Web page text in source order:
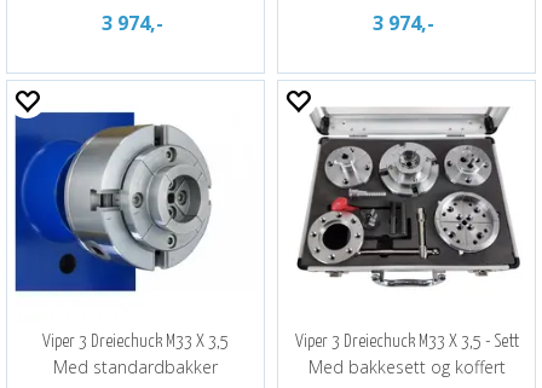
3 974,- 3 974,-
Viper 3 Dreiechuck M33 X 3,5
Med standardbakker
Viper 3 Dreiechuck M33 X 3,5 - Sett
Med bakkesett og koffert